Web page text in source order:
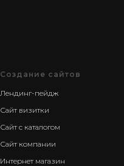
Создание сайтов
Лендинг-пейдж
Сайт визитки
Сайт с каталогом
Сайт компании
Интернет магазин